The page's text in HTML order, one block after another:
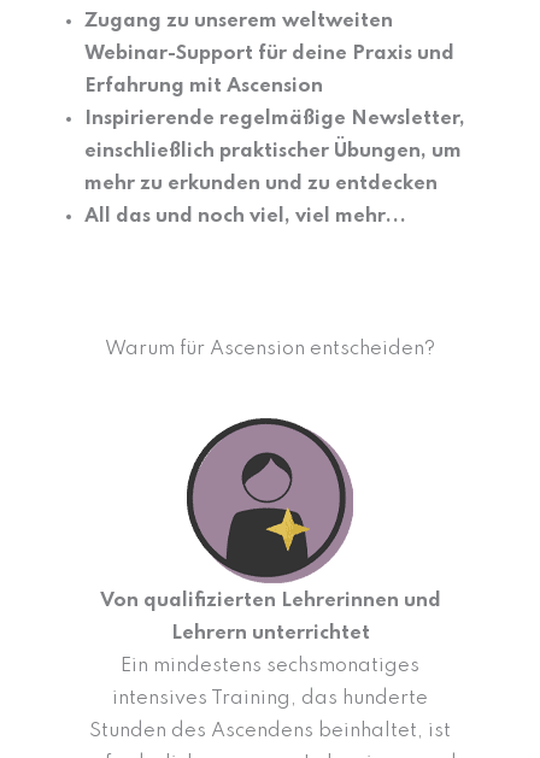
Zugang zu unserem weltweiten
Webinar-Support für deine Praxis und
Erfahrung mit Ascension
Inspirierende regelmäßige Newsletter,
einschließlich praktischer Übungen, um
mehr zu erkunden und zu entdecken
All das und noch viel, viel mehr...
Warum für Ascension entscheiden?
Von qualifizierten Lehrerinnen und
Lehrern unterrichtet
Ein mindestens sechsmonatiges
intensives Training, das hunderte
Stunden des Ascendens beinhaltet, ist